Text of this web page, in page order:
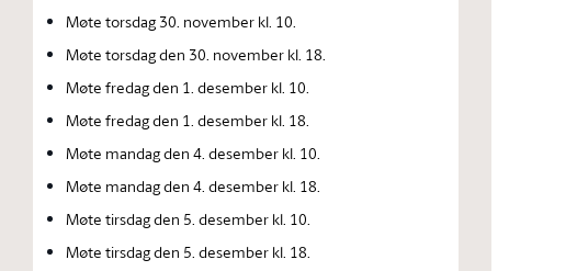
Møte torsdag 30. november kl. 10.
Møte torsdag den 30. november kl. 18.
Møte fredag den 1. desember kl. 10.
Møte fredag den 1. desember kl. 18.
Møte mandag den 4. desember kl. 10.
Møte mandag den 4. desember kl. 18.
Møte tirsdag den 5. desember kl. 10.
Møte tirsdag den 5. desember kl. 18.